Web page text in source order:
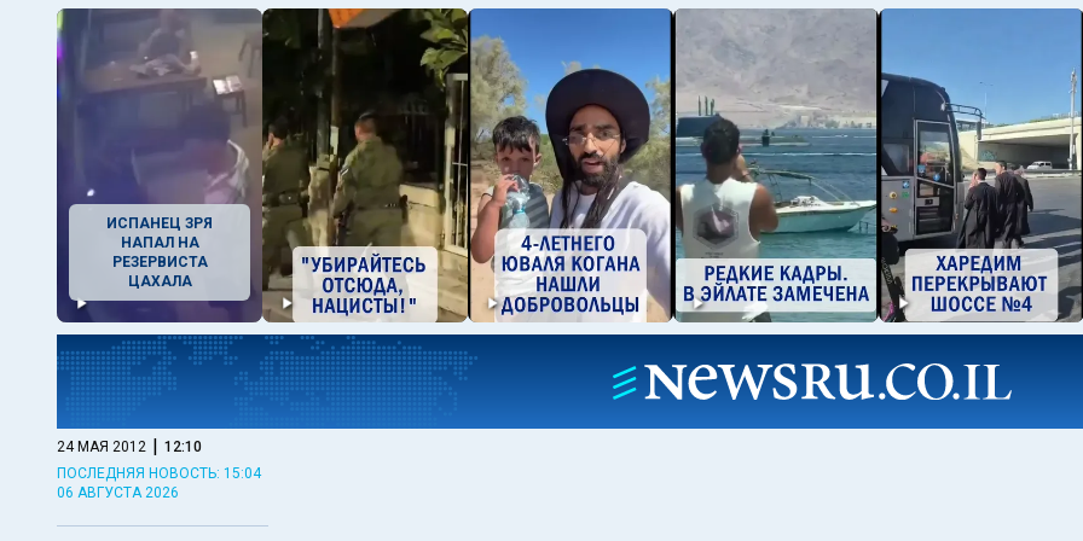
ИСПАНЕЦ ЗРЯ
НАПАЛ НА
РЕЗЕРВИСТА
ЦАХАЛА
24 МАЯ 2012 | 12:10
ПОСЛЕДНЯЯ НОВОСТЬ: 15:04
06 АВГУСТА 2026